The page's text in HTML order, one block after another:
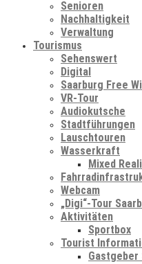
Senioren
Nachhaltigkeit
Verwaltung
Tourismus
Sehenswert
Digital
Saarburg Free
VR-Tour
Audiokutsche
Stadtführungen
Lauschtouren
Wasserkraft
Mixed
Webcam
„Digi“-Tour
Aktivitäten
Sportbox
Tourist
Gastgeber